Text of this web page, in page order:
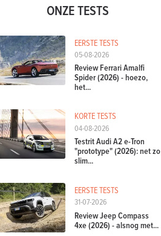
ONZE TESTS
EERSTE TESTS
05-08-2026
Review Ferrari Amalfi
Spider (2026) - hoezo,
het...
KORTE TESTS
04-08-2026
Testrit Audi A2 e-Tron
"prototype" (2026): net zo
slim...
EERSTE TESTS
31-07-2026
Review Jeep Compass
4xe (2026) - alsnog met...